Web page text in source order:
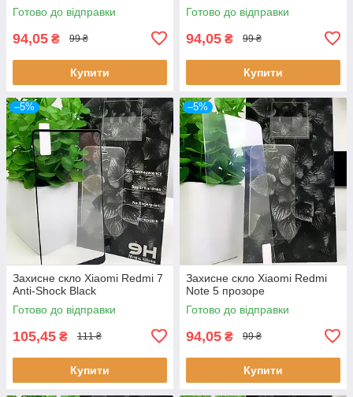
Готово до відправки
94,05 ₴ 99 ₴
Купити
Готово до відправки
94,05 ₴ 99 ₴
Купити
–5%
Захисне скло Xiaomi Redmi 7
Anti-Shock Black
Готово до відправки
105,45 ₴ 111 ₴
Купити
–5%
Захисне скло Xiaomi Redmi
Note 5 прозоре
Готово до відправки
94,05 ₴ 99 ₴
Купити